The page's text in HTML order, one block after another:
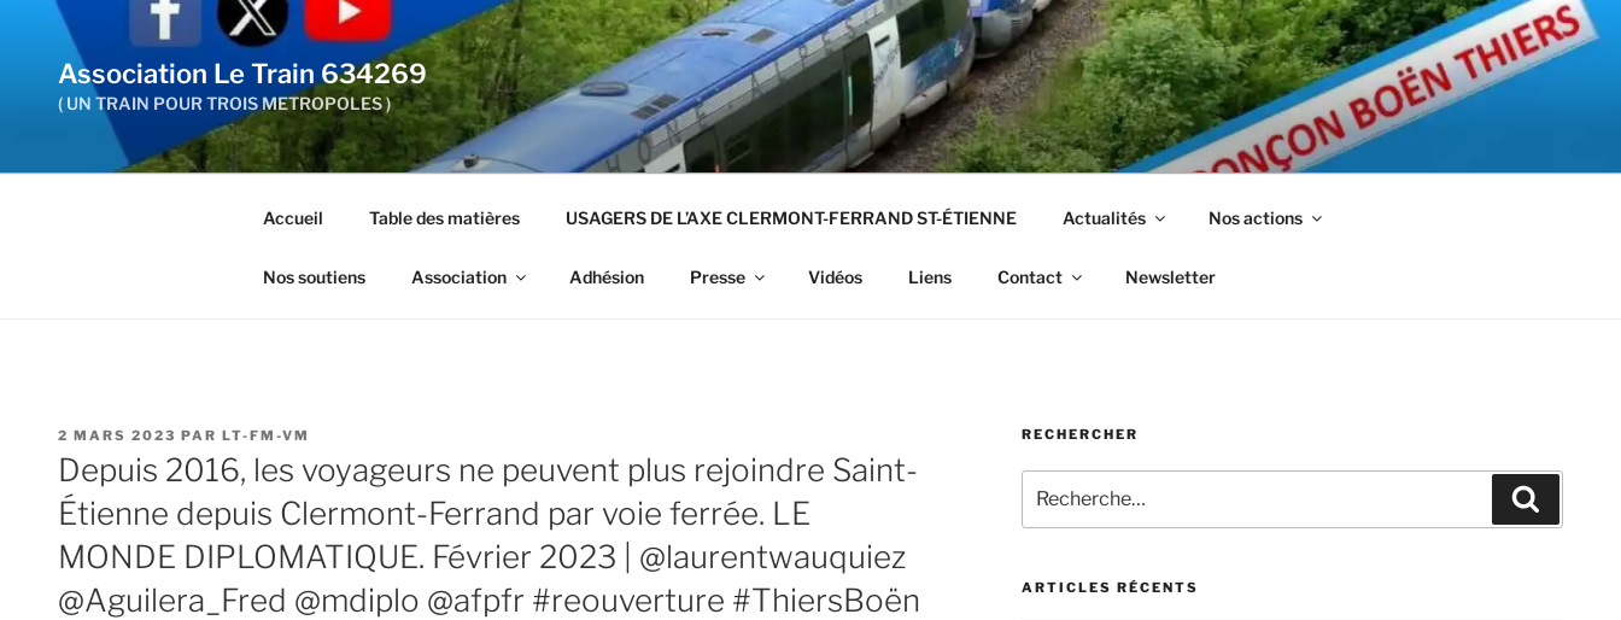
contenu
principal
Association Le Train 634269
( UN TRAIN POUR TROIS METROPOLES )
Accueil Table des matières USAGERS DE L’AXE CLERMONT-FERRAND ST-ÉTIENNE Actualités Nos actions
Nos soutiens Association Adhésion Presse Vidéos Liens Contact Newsletter
PUBLIÉ
LE
2 MARS 2023 PAR LT-FM-VM
Depuis 2016, les voyageurs ne peuvent plus rejoindre Saint-
Étienne depuis Clermont-Ferrand par voie ferrée. LE
MONDE DIPLOMATIQUE. Février 2023 | @laurentwauquiez
@Aguilera_Fred @mdiplo @afpfr #reouverture #ThiersBoën
RECHERCHER
pour
:
ARTICLES RÉCENTS